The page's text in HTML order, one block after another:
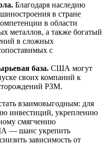
Благодаря наследию
в стране
в области
металлов, а также богатый
в сложных
с
база. США могут
своих компаний к
РЗМ.
взаимовыгодным: для
инвестиций, укреплению
смягчению
— шанс укрепить
зависимость от